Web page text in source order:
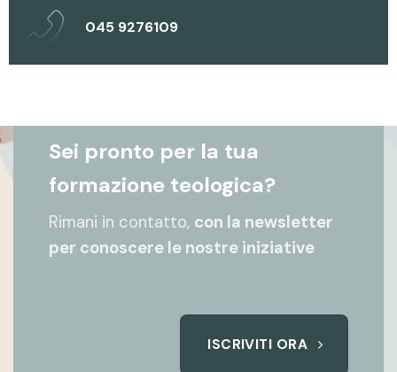
045 9276109
Sei pronto per la tua
formazione teologica?
Rimani in contatto, con la newsletter
per conoscere le nostre iniziative
ISCRIVITI ORA